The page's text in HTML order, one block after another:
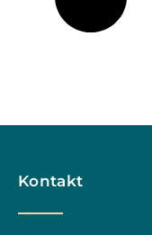
Kontakt